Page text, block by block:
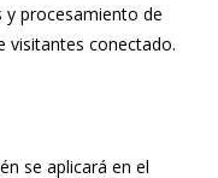
y procesamiento de
visitantes conectado.
se aplicará en el